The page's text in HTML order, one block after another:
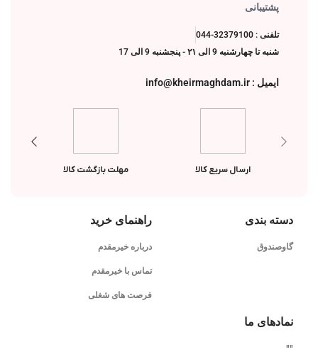
پشتیبانی
تلفنی : 32379100-044
شنبه تا چهارشنبه 9 الی ۲۱ - پنجشنبه 9 الی 17
ایمیل : info@kheirmaghdam.ir
ارسال سریع کالا مهلت بازگشت کالا
دسته بندی
گاوصندوق
راهنمای خرید
درباره خیرمقدم
تماس با خیرمقدم
فرصت های شغلی
نمادهای ما
"
"